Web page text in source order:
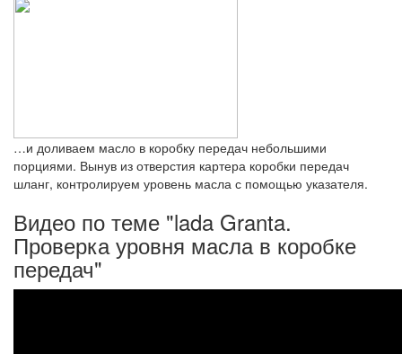
…и доливаем масло в коробку передач небольшими
порциями. Вынув из отверстия картера коробки передач
шланг, контролируем уровень масла с помощью указателя.
Видео по теме "lada Granta.
Проверка уровня масла в коробке
передач"